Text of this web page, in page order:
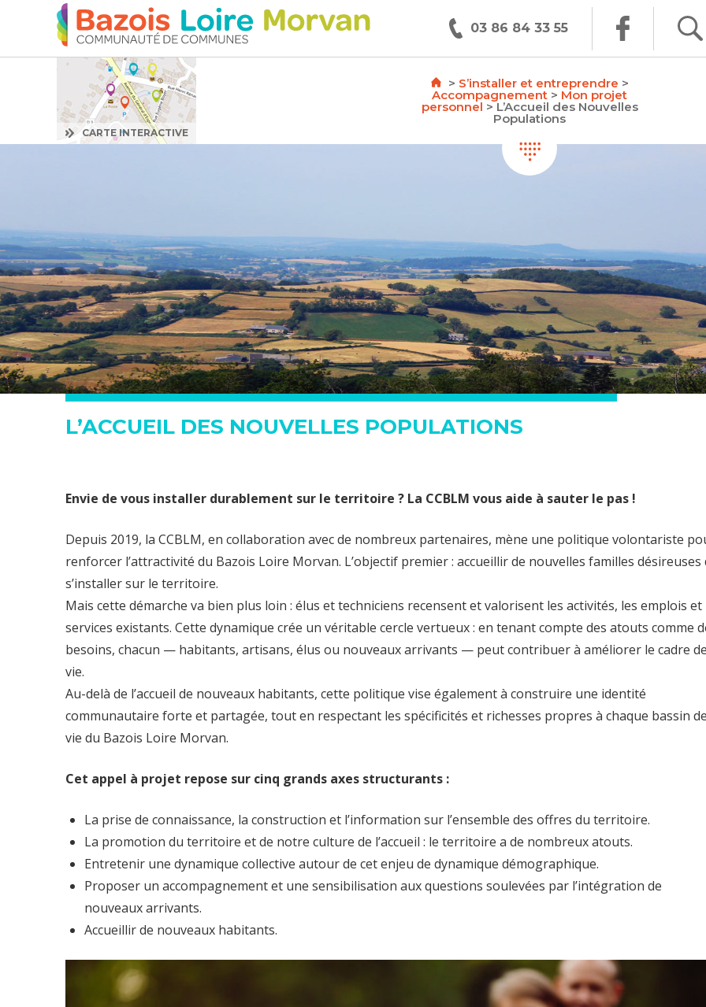
03 86 84 33 55
CARTE INTERACTIVE
> S’installer et entreprendre >
Accompagnement > Mon projet
personnel >L’Accueil des Nouvelles
Populations
L’ACCUEIL DES NOUVELLES POPULATIONS
Envie de vous installer durablement sur le territoire ? La CCBLM vous aide à sauter le pas !
Depuis 2019, la CCBLM, en collaboration avec de nombreux partenaires, mène une politique volontariste
renforcer l’attractivité du Bazois Loire Morvan. L’objectif premier : accueillir de nouvelles familles désireuses
s’installer sur le territoire.
Mais cette démarche va bien plus loin : élus et techniciens recensent et valorisent les activités, les emplois et
services existants. Cette dynamique crée un véritable cercle vertueux : en tenant compte des atouts comme
besoins, chacun — habitants, artisans, élus ou nouveaux arrivants — peut contribuer à améliorer le cadre de
vie.
Au-delà de l’accueil de nouveaux habitants, cette politique vise également à construire une identité
communautaire forte et partagée, tout en respectant les spécificités et richesses propres à chaque bassin de
vie du Bazois Loire Morvan.
Cet appel à projet repose sur cinq grands axes structurants :
La prise de connaissance, la construction et l’information sur l’ensemble des offres du territoire.
La promotion du territoire et de notre culture de l’accueil : le territoire a de nombreux atouts.
Entretenir une dynamique collective autour de cet enjeu de dynamique démographique.
Proposer un accompagnement et une sensibilisation aux questions soulevées par l’intégration de
nouveaux arrivants.
Accueillir de nouveaux habitants.